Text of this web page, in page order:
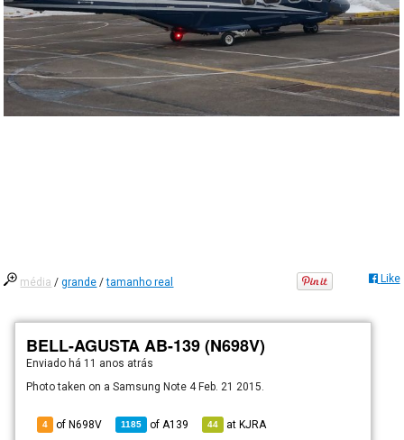
média /grande /tamanho real Like
BELL-AGUSTA AB-139 (N698V)
Enviado há 11 anos atrás
Photo taken on a Samsung Note 4 Feb. 21 2015.
4 of N698V 1185 of A139 44 atKJRA